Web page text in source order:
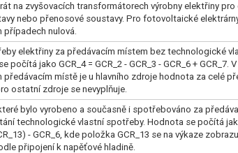
na zvyšovacích transformátorech výrobny elektřiny pro
nebo přenosové soustavy. Pro fotovoltaické
případech nulová.
elektřiny za předávacím místem bez technologické
počítá jako GCR_4 = GCR_2 - GCR_3 - GCR_6 + GCR_7.
předávacím místě je u hlavního zdroje hodnota za celé
ostatní zdroje se nevyplňuje.
bylo vyrobeno a současně i spotřebováno za
technologické vlastní spotřeby. Hodnota se počítá
- GCR_6, kde položka GCR_13 se na výkaze
připojení k napěťové hladině.